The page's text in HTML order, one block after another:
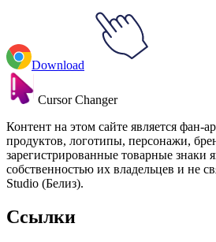
Download
Cursor Changer
Контент на этом сайте является фан-
продуктов, логотипы, персонажи,
зарегистрированные товарные знаки
собственностью их владельцев и не
Studio (Белиз).
Ссылки